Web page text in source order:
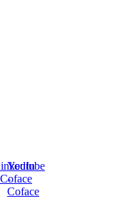
Youtube
-
Coface